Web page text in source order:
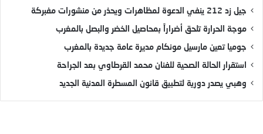
جيل زد 212 ينفي الدعوة لمظاهرات ويحذر من منشورات مفبركة
موجة الحرارة تلحق أضراراً بمحاصيل الخضر والبصل بالمغرب
جوميا تعين مارسيل مونكام مديرة عامة جديدة بالمغرب
استقرار الحالة الصحية للفنان محمد القرطاوي بعد الجراحة
وهبي يصدر دورية لتطبيق قانون المسطرة المدنية الجديد